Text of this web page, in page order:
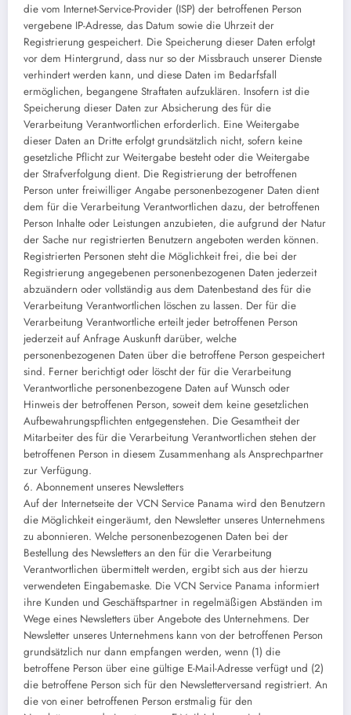
die vom Internet-Service-Provider (ISP) der betroffenen Person
vergebene IP-Adresse, das Datum sowie die Uhrzeit der
Registrierung gespeichert. Die Speicherung dieser Daten erfolgt
vor dem Hintergrund, dass nur so der Missbrauch unserer Dienste
verhindert werden kann, und diese Daten im Bedarfsfall
ermöglichen, begangene Straftaten aufzuklären. Insofern ist die
Speicherung dieser Daten zur Absicherung des für die
Verarbeitung Verantwortlichen erforderlich. Eine Weitergabe
dieser Daten an Dritte erfolgt grundsätzlich nicht, sofern keine
gesetzliche Pflicht zur Weitergabe besteht oder die Weitergabe
der Strafverfolgung dient. Die Registrierung der betroffenen
Person unter freiwilliger Angabe personenbezogener Daten dient
dem für die Verarbeitung Verantwortlichen dazu, der betroffenen
Person Inhalte oder Leistungen anzubieten, die aufgrund der Natur
der Sache nur registrierten Benutzern angeboten werden können.
Registrierten Personen steht die Möglichkeit frei, die bei der
Registrierung angegebenen personenbezogenen Daten jederzeit
abzuändern oder vollständig aus dem Datenbestand des für die
Verarbeitung Verantwortlichen löschen zu lassen. Der für die
Verarbeitung Verantwortliche erteilt jeder betroffenen Person
jederzeit auf Anfrage Auskunft darüber, welche
personenbezogenen Daten über die betroffene Person gespeichert
sind. Ferner berichtigt oder löscht der für die Verarbeitung
Verantwortliche personenbezogene Daten auf Wunsch oder
Hinweis der betroffenen Person, soweit dem keine gesetzlichen
Aufbewahrungspflichten entgegenstehen. Die Gesamtheit der
Mitarbeiter des für die Verarbeitung Verantwortlichen stehen der
betroffenen Person in diesem Zusammenhang als Ansprechpartner
zur Verfügung.
6. Abonnement unseres Newsletters
Auf der Internetseite der VCN Service Panama wird den Benutzern
die Möglichkeit eingeräumt, den Newsletter unseres Unternehmens
zu abonnieren. Welche personenbezogenen Daten bei der
Bestellung des Newsletters an den für die Verarbeitung
Verantwortlichen übermittelt werden, ergibt sich aus der hierzu
verwendeten Eingabemaske. Die VCN Service Panama informiert
ihre Kunden und Geschäftspartner in regelmäßigen Abständen im
Wege eines Newsletters über Angebote des Unternehmens. Der
Newsletter unseres Unternehmens kann von der betroffenen Person
grundsätzlich nur dann empfangen werden, wenn (1) die
betroffene Person über eine gültige E-Mail-Adresse verfügt und (2)
die betroffene Person sich für den Newsletterversand registriert. An
die von einer betroffenen Person erstmalig für den